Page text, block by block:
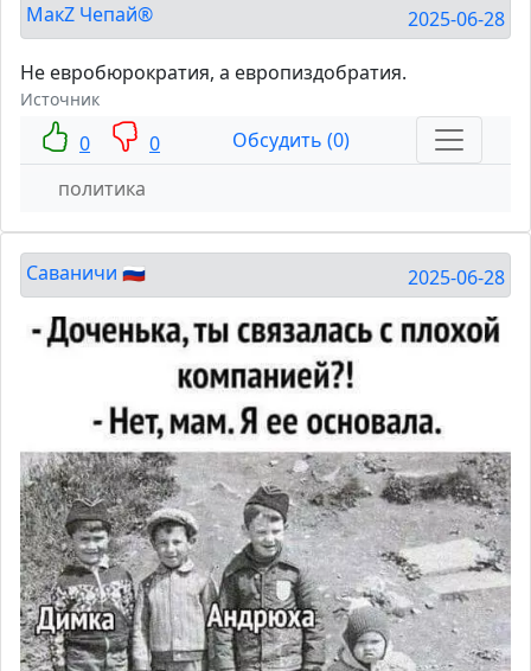
МакZ Чепай® 2025-06-28
Не евробюрократия, а европиздобратия.
Источник
0 0
Обсудить (0)
политика
Саваничи 🇷🇺 2025-06-28